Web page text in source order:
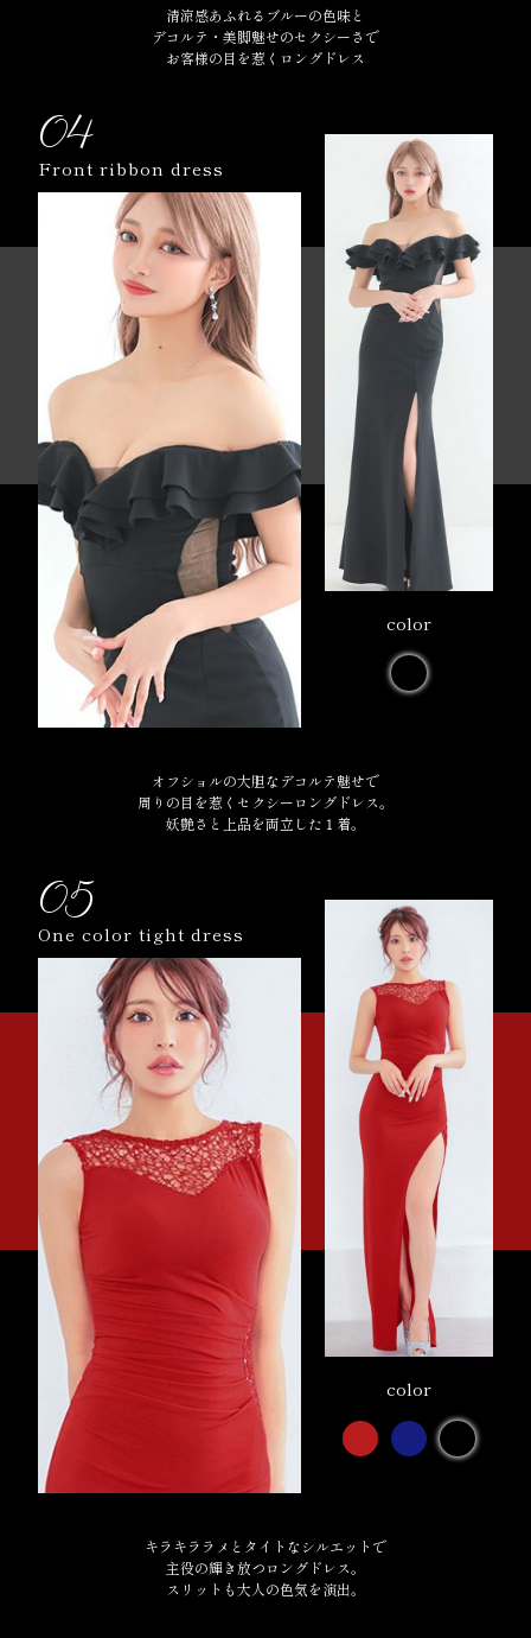
清涼感あふれるブルーの色味と
デコルテ・美脚魅せのセクシーさで
お客様の目を惹くロングドレス
04
Front ribbon dress
color
オフショルの大胆なデコルテ魅せで
周りの目を惹くセクシーロングドレス。
妖艶さと上品を両立した１着。
05
One color tight dress
color
キラキララメとタイトなシルエットで
主役の輝き放つロングドレス。
スリットも大人の色気を演出。